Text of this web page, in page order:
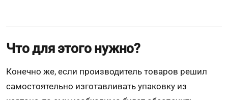
Что для этого нужно?
Конечно же, если производитель товаров решил
самостоятельно изготавливать упаковку из